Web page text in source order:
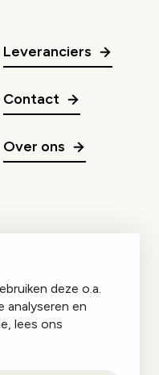
deze o.a.
en
lees ons
Leveranciers
Contact
Over ons